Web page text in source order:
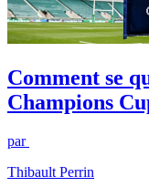
Comment se
Champions
par
Thibault Perrin